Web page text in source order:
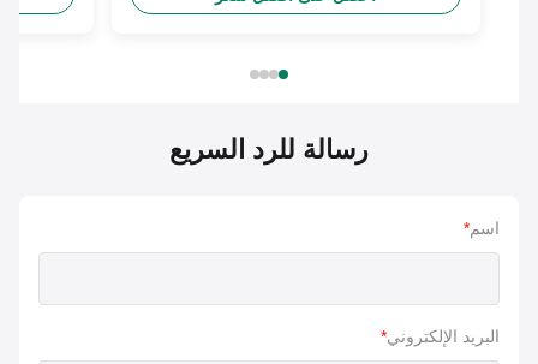
رسالة للرد السريع
البريد الإلكتروني*